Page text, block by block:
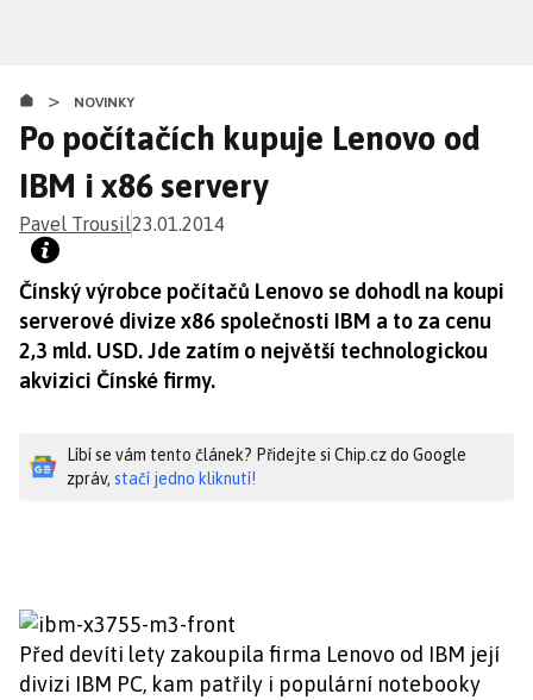
obsahu
> NOVINKY
Po počítačích kupuje Lenovo od
IBM i x86 servery
Pavel Trousil23.01.2014
Čínský výrobce počítačů Lenovo se dohodl na koupi
serverové divize x86 společnosti IBM a to za cenu
2,3 mld. USD. Jde zatím o největší technologickou
akvizici Čínské firmy.
Líbí se vám tento článek? Přidejte si Chip.cz do Google
zpráv, stačí jedno kliknutí!
Před devíti lety zakoupila firma Lenovo od IBM její
divizi IBM PC, kam patřily i populární notebooky